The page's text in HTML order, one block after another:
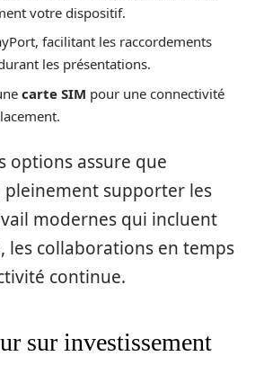
votre dispositif.
facilitant les raccordements
les présentations.
carte SIM pour une connectivité
options assure que
pleinement supporter les
modernes qui incluent
les collaborations en temps
continue.
sur investissement